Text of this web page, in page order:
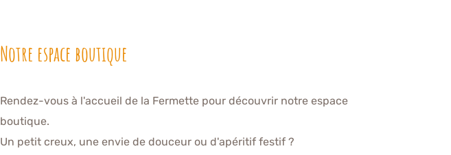
Notre espace boutique
Rendez-vous à l'accueil de la Fermette pour découvrir notre espace
boutique.
Un petit creux, une envie de douceur ou d'apéritif festif ?